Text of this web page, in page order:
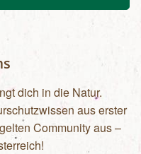
dich in die Natur.
aus erster
Community aus –